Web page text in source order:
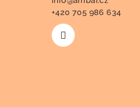
+420 705 986 634